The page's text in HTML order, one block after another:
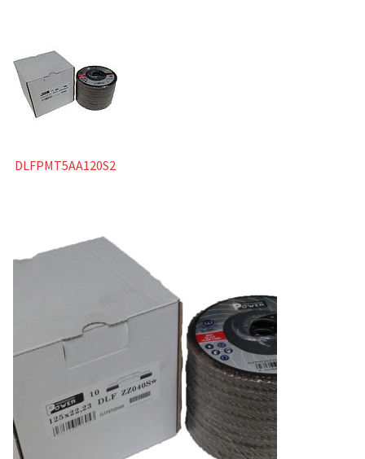
DLFPMT5AA120S2